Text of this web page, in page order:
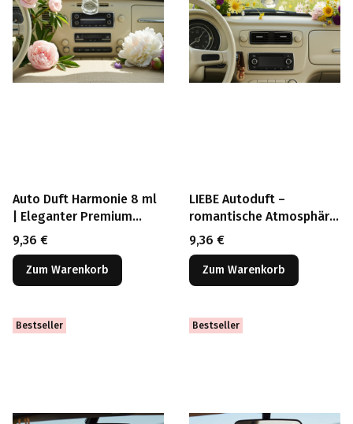
Auto Duft Harmonie 8 ml
| Eleganter Premium
Autoduft
Preis
9,36 €
Zum Warenkorb
LIEBE Autoduft –
romantische Atmosphäre
für jede Fahrt
Preis
9,36 €
Zum Warenkorb
Bestseller Bestseller